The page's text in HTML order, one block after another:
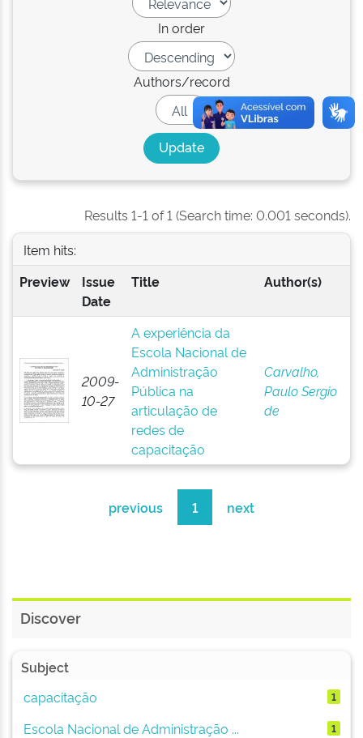
In order
Authors/record
Results 1-1 of 1 (Search time: 0.001 seconds).
Item hits:
Preview
Issue
Date
Title Author(s)
2009-
10-27
A experiência da
Escola Nacional de
Administração
Pública na
articulação de
redes de
capacitação
Carvalho,
Paulo Sergio
de
previous 1 next
Discover
Subject
capacitação
1
Escola Nacional de Administração ... 1